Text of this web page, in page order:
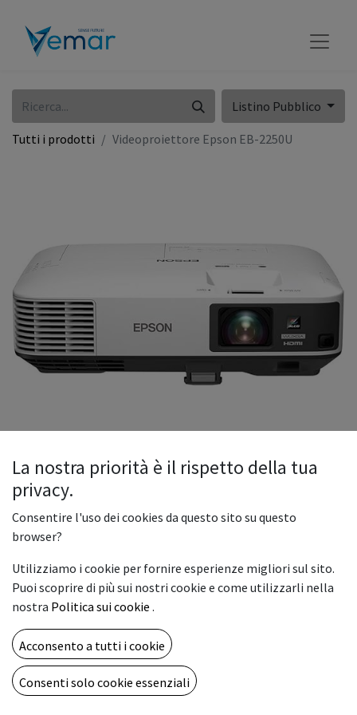
Listino Pubblico
Tutti i prodotti Videoproiettore Epson EB-2250U
Videoproiettore Epson EB-2250U
Epson EB-2250U Desktop projector 5000ANSI lumens 3LCD
899,00€
AGGIUNGI AL CARRELLO
La nostra priorità è il rispetto della tua
privacy.
Consentire l'uso dei cookies da questo sito su questo
browser?
Utilizziamo i cookie per fornire esperienze migliori sul sito.
Puoi scoprire di più sui nostri cookie e come utilizzarli nella
nostra Politica sui cookie .
Acconsento a tutti i cookie
Consenti solo cookie essenziali